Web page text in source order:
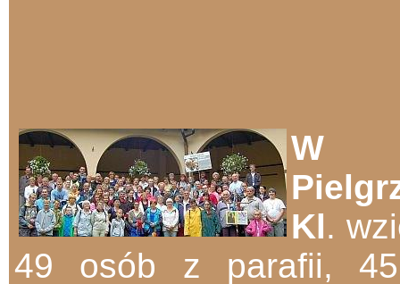
W
Kl.
49 osób z parafii,